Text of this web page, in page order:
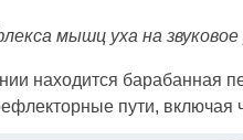
мышц уха на звуковое
находится барабанная
пути,